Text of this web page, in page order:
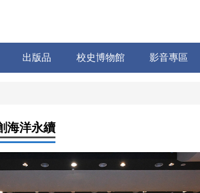
出版品 校史博物館 影音專區
海洋永續